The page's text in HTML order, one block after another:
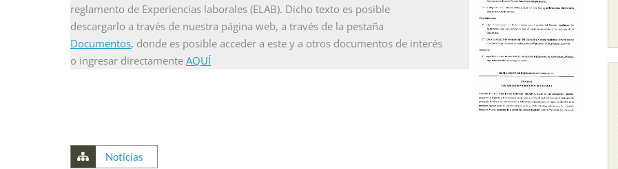
reglamento de Experiencias laborales (ELAB). Dicho texto es posible
descargarlo a través de nuestra página web, a través de la pestaña
Documentos, donde es posible acceder a este y a otros documentos de interés
o ingresar directamente AQUÍ
Noticias